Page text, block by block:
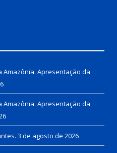
Amazônia. Apresentação da
Amazônia. Apresentação da
3 de agosto de 2026